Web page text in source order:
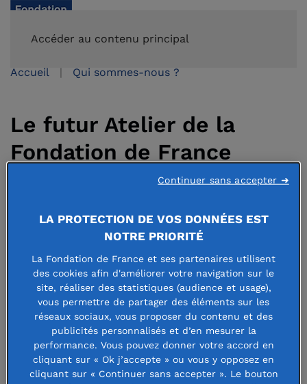
Accéder au contenu principal
Accueil Qui sommes-nous ?
Le futur Atelier de la
Fondation de France
Le siège de la Fondation de France,
situé au 40 avenue Hoche, est
actuellement en travaux. Il deviendra
le futur Atelier de la Fondation de
France, un lieu entièrement dédié aux
LA PROTECTION DE VOS DONNÉES EST
NOTRE PRIORITÉ
La Fondation de France et ses partenaires utilisent
des cookies afin d'améliorer votre navigation sur le
site, réaliser des statistiques (audience et usage),
vous permettre de partager des éléments sur les
réseaux sociaux, vous proposer du contenu et des
publicités personnalisés et d’en mesurer la
performance. Vous pouvez donner votre accord en
cliquant sur « Ok j’accepte » ou vous y opposez en
cliquant sur « Continuer sans accepter ». Le bouton
Continuer sans accepter ➜